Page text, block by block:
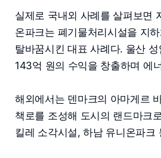
실제로 국내외 사례를 살펴보면
온파크는 폐기물처리시설을 지
탈바꿈시킨 대표 사례다. 울산
143억 원의 수익을 창출하며 에
해외에서는 덴마크의 아마게르
책로를 조성해 도시의 랜드마크
킬레 소각시설, 하남 유니온파